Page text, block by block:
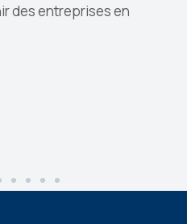
des entreprises en